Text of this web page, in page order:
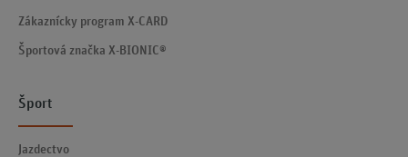
Zákaznícky program X-CARD
Športová značka X-BIONIC®
Šport
Jazdectvo